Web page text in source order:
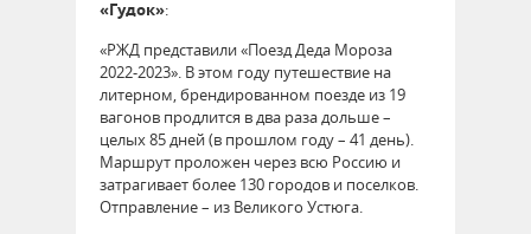
«Гудок»:
«РЖД представили «Поезд Деда Мороза
2022-2023». В этом году путешествие на
литерном, брендированном поезде из 19
вагонов продлится в два раза дольше –
целых 85 дней (в прошлом году – 41 день).
Маршрут проложен через всю Россию и
затрагивает более 130 городов и поселков.
Отправление – из Великого Устюга.